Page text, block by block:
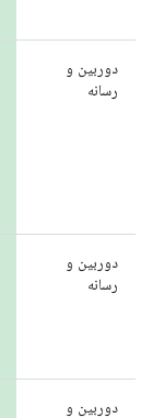
دوربین و
رسانه
دوربین و
رسانه
دوربین و